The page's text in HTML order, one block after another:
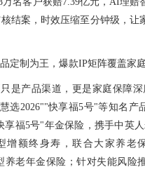
结案，时效压缩至分钟级，让
定制为王，爆款IP矩阵覆盖家
是产品渠道，更是家庭保障
选2026""快享福5号"等知名产
享福5号"年金保险，携手中英
增额终身寿，联合大家养老
养老年金保险；针对失能风险